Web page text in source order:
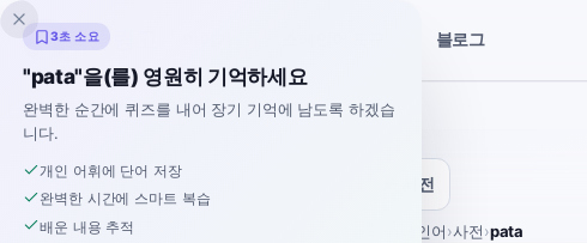
잉클링고 블로그
사전
스페인어›사전›pata
3초 소요
"pata"을(를) 영원히 기억하세요
완벽한 순간에 퀴즈를 내어 장기 기억에 남도록 하겠습
니다.
개인 어휘에 단어 저장
완벽한 시간에 스마트 복습
배운 내용 추적